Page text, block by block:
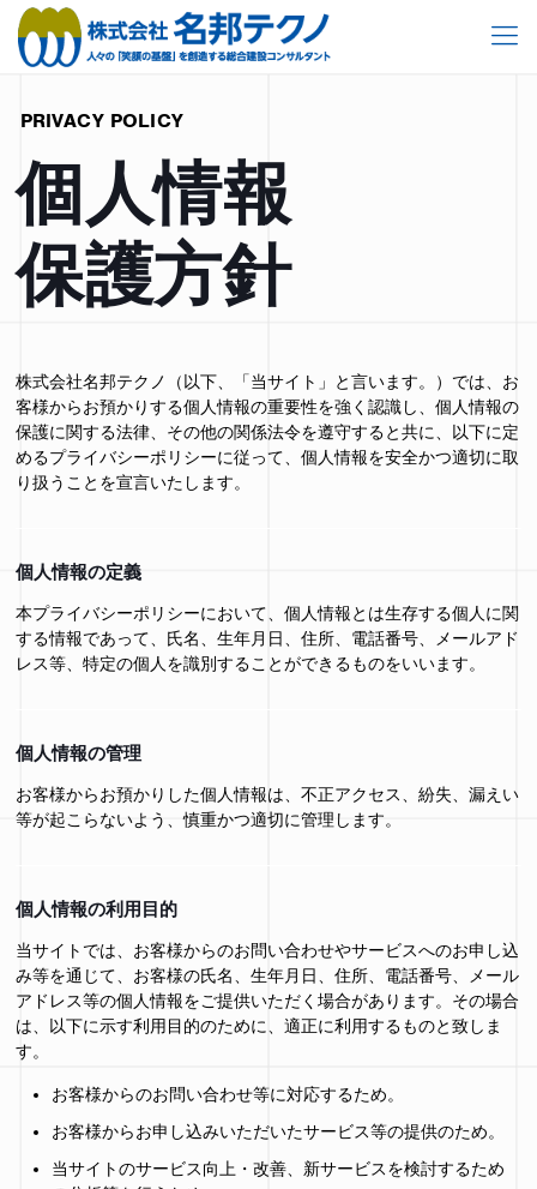
PRIVACY POLICY
個人情報
保護方針
株式会社名邦テクノ（以下、「当サイト」と言います。）では、お
客様からお預かりする個人情報の重要性を強く認識し、個人情報の
保護に関する法律、その他の関係法令を遵守すると共に、以下に定
めるプライバシーポリシーに従って、個人情報を安全かつ適切に取
り扱うことを宣言いたします。
個人情報の定義
本プライバシーポリシーにおいて、個人情報とは生存する個人に関
する情報であって、氏名、生年月日、住所、電話番号、メールアド
レス等、特定の個人を識別することができるものをいいます。
個人情報の管理
お客様からお預かりした個人情報は、不正アクセス、紛失、漏えい
等が起こらないよう、慎重かつ適切に管理します。
個人情報の利用目的
当サイトでは、お客様からのお問い合わせやサービスへのお申し込
み等を通じて、お客様の氏名、生年月日、住所、電話番号、メール
アドレス等の個人情報をご提供いただく場合があります。その場合
は、以下に示す利用目的のために、適正に利用するものと致しま
す。
お客様からのお問い合わせ等に対応するため。
お客様からお申し込みいただいたサービス等の提供のため。
当サイトのサービス向上・改善、新サービスを検討するため